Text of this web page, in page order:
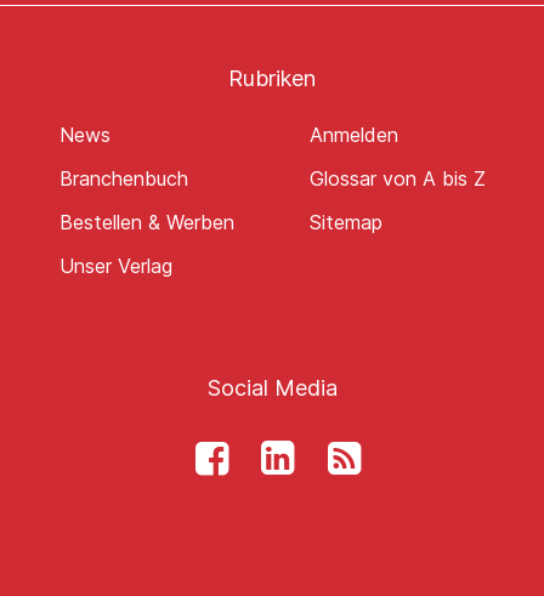
Rubriken
News
Branchenbuch
Bestellen & Werben
Unser Verlag
Anmelden
Glossar von A bis Z
Sitemap
Social Media